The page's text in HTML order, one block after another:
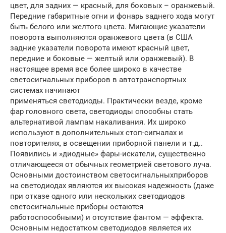
цвет, для задних — красный, для боковых – оранжевый.
Передние габаритные огни и фонарь заднего хода могут
быть белого или желтого цвета. Мигающие указатели
поворота выполняются оранжевого цвета (в США
задние указатели поворота имеют красный цвет,
передние и боковые — желтый или оранжевый). В
настоящее время все более широко в качестве
светосигнальных приборов в автотранспортных
системах начинают
применяться светодиоды. Практически везде, кроме
фар головного света, светодиоды способны стать
альтернативой лампам накаливания. Их ши­роко
используют в дополнительных стоп-сигналах и
повторителях, в освещении приборной панели и т.д..
Появились и »диодные» фа­ры-искатели, существенно
отличающееся от обычных геометрией светового луча.
Основными достоинством светосигнальныхприбо­ров
на светодиодах являются их высокая надежность (даже
при отказе одного или нескольких светодиодов
светосигнальные приборы ос­таются
работоспособными) и отсутствие фантом — эффекта.
Основным недостатком светодиодов является их